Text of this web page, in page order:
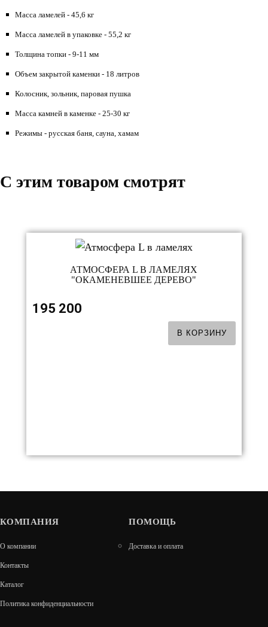
Масса ламелей - 45,6 кг
Масса ламелей в упаковке - 55,2 кг
Толщина топки - 9-11 мм
Объем закрытой каменки - 18 литров
Колосник, зольник, паровая пушка
Масса камней в каменке - 25-30 кг
Режимы - русская баня, сауна, хамам
C этим товаром смотрят
АТМОСФЕРА L В ЛАМЕЛЯХ
"ОКАМЕНЕВШЕЕ ДЕРЕВО"
195 200
В КОРЗИНУ
НАТУРАЛЬНОГО КАМНЯ "ЗМЕЕВИК"
КОМПАНИЯ
О компании
Контакты
Каталог
Политика конфиденциальности
ПОМОЩЬ
Доставка и оплата